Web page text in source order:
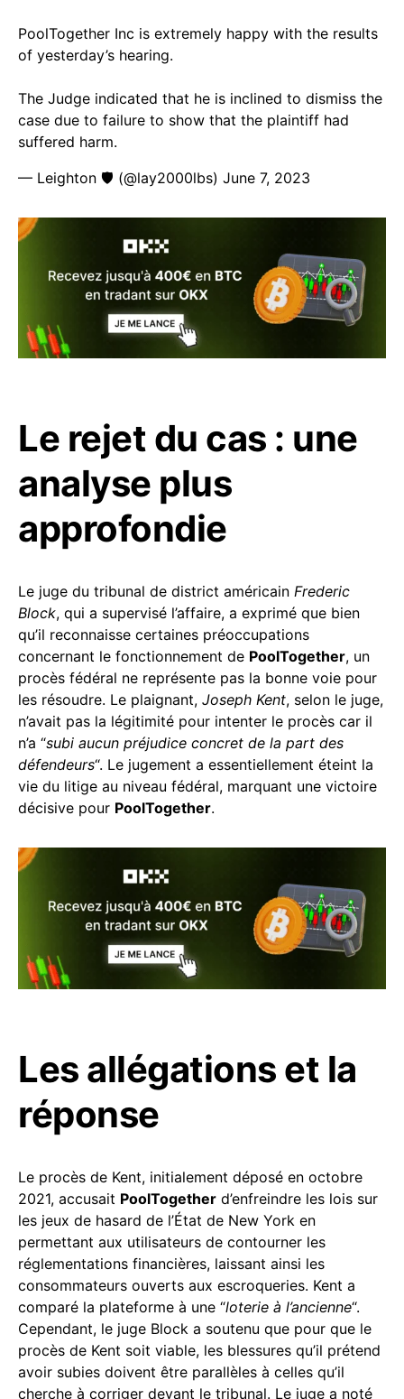
PoolTogether Inc is extremely happy with the results
of yesterday’s hearing.
The Judge indicated that he is inclined to dismiss the
case due to failure to show that the plaintiff had
suffered harm.
— Leighton 🛡 (@lay2000lbs) June 7, 2023
Le rejet du cas : une
analyse plus
approfondie
Le juge du tribunal de district américain Frederic
Block, qui a supervisé l’affaire, a exprimé que bien
qu’il reconnaisse certaines préoccupations
concernant le fonctionnement de PoolTogether, un
procès fédéral ne représente pas la bonne voie pour
les résoudre. Le plaignant, Joseph Kent, selon le juge,
n’avait pas la légitimité pour intenter le procès car il
n’a “subi aucun préjudice concret de la part des
défendeurs“. Le jugement a essentiellement éteint la
vie du litige au niveau fédéral, marquant une victoire
décisive pour PoolTogether.
Les allégations et la
réponse
Le procès de Kent, initialement déposé en octobre
2021, accusait PoolTogether d’enfreindre les lois sur
les jeux de hasard de l’État de New York en
permettant aux utilisateurs de contourner les
réglementations financières, laissant ainsi les
consommateurs ouverts aux escroqueries. Kent a
comparé la plateforme à une “loterie à l’ancienne“.
Cependant, le juge Block a soutenu que pour que le
procès de Kent soit viable, les blessures qu’il prétend
avoir subies doivent être parallèles à celles qu’il
cherche à corriger devant le tribunal. Le juge a noté